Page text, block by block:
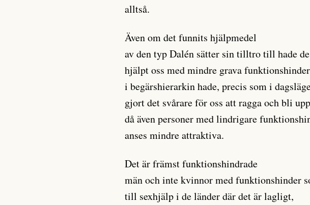
alltså.
Även om det funnits hjälpmedel
av den typ Dalén sätter sin tilltro till hade
hjälpt oss med mindre grava
i begärshierarkin hade, precis som i
gjort det svårare för oss att ragga och bli
då även personer med lindrigare
anses mindre attraktiva.
Det är främst funktionshindrade
män och inte kvinnor med funktionshinder
till sexhjälp i de länder där det är lagligt,